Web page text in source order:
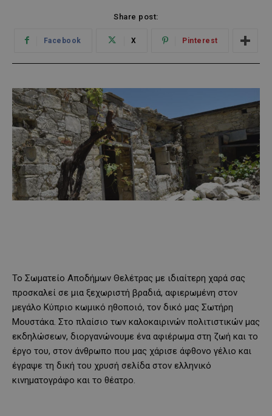
Share post:
Facebook X Pinterest
Το Σωματείο Αποδήμων Θελέτρας με ιδιαίτερη χαρά σας
προσκαλεί σε μια ξεχωριστή βραδιά, αφιερωμένη στον
μεγάλο Κύπριο κωμικό ηθοποιό, τον δικό μας Σωτήρη
Μουστάκα. Στο πλαίσιο των καλοκαιρινών πολιτιστικών μας
εκδηλώσεων, διοργανώνουμε ένα αφιέρωμα στη ζωή και το
έργο του, στον άνθρωπο που μας χάρισε άφθονο γέλιο και
έγραψε τη δική του χρυσή σελίδα στον ελληνικό
κινηματογράφο και το θέατρο.